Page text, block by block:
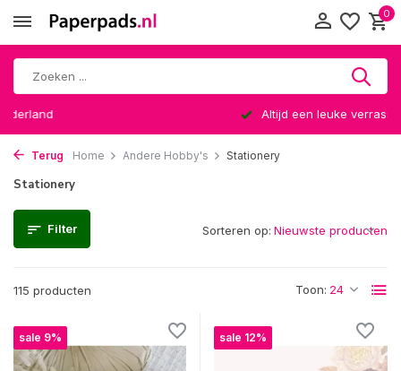
0
Altijd een leuke verrassing
Terug Home Andere Hobby's Stationery
Stationery
Filter
115 producten Toon:
Sorteren op:
sale 9% sale 12%